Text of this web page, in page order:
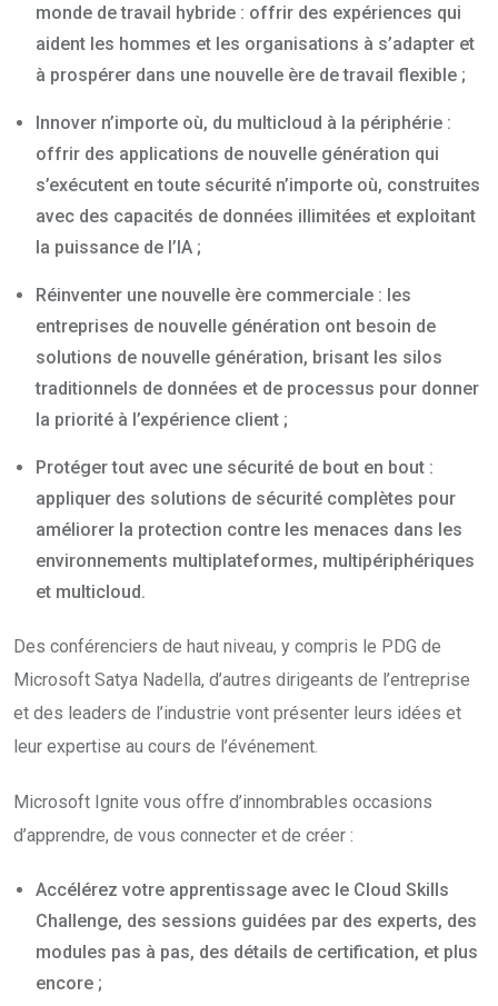
monde de travail hybride : offrir des expériences qui
aident les hommes et les organisations à s’adapter et
à prospérer dans une nouvelle ère de travail flexible ;
Innover n’importe où, du multicloud à la périphérie :
offrir des applications de nouvelle génération qui
s’exécutent en toute sécurité n’importe où, construites
avec des capacités de données illimitées et exploitant
la puissance de l’IA ;
Réinventer une nouvelle ère commerciale : les
entreprises de nouvelle génération ont besoin de
solutions de nouvelle génération, brisant les silos
traditionnels de données et de processus pour donner
la priorité à l’expérience client ;
Protéger tout avec une sécurité de bout en bout :
appliquer des solutions de sécurité complètes pour
améliorer la protection contre les menaces dans les
environnements multiplateformes, multipériphériques
et multicloud.
Des conférenciers de haut niveau, y compris le PDG de
Microsoft Satya Nadella, d’autres dirigeants de l’entreprise
et des leaders de l’industrie vont présenter leurs idées et
leur expertise au cours de l’événement.
Microsoft Ignite vous offre d’innombrables occasions
d’apprendre, de vous connecter et de créer :
Accélérez votre apprentissage avec le Cloud Skills
Challenge, des sessions guidées par des experts, des
modules pas à pas, des détails de certification, et plus
encore ;